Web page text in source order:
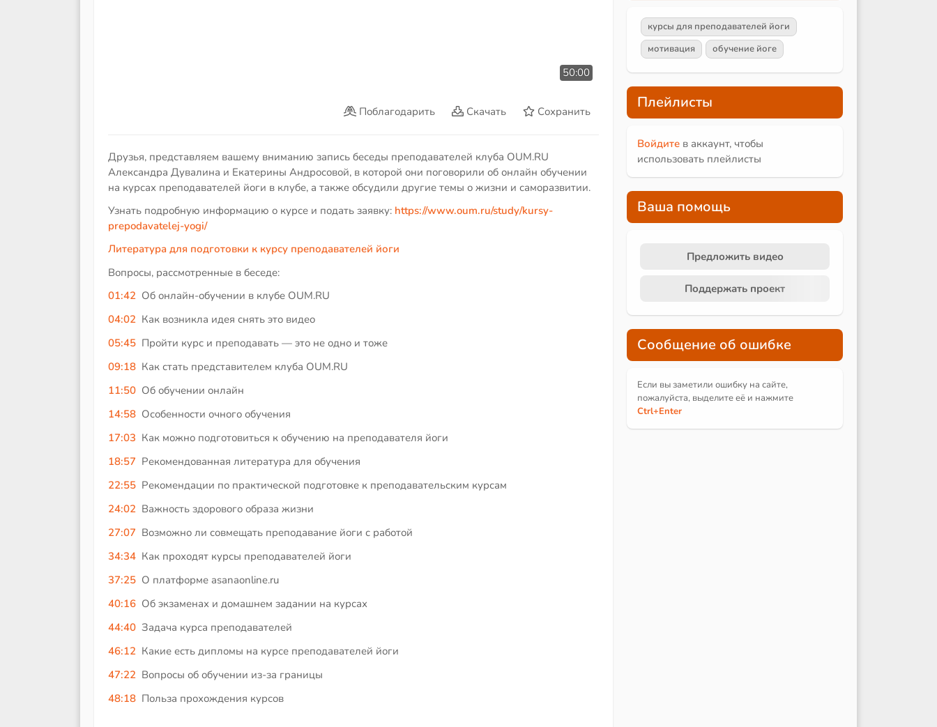
50:00
Поблагодарить Скачать Сохранить
Друзья, представляем вашему вниманию запись беседы преподавателей клуба OUM.RU
Александра Дувалина и Екатерины Андросовой, в которой они поговорили об онлайн обучении
на курсах преподавателей йоги в клубе, а также обсудили другие темы о жизни и саморазвитии.
Узнать подробную информацию о курсе и подать заявку: https://www.oum.ru/study/kursy-
prepodavatelej-yogi/
Литература для подготовки к курсу преподавателей йоги
Вопросы, рассмотренные в беседе:
01:42 Об онлайн-обучении в клубе OUM.RU
04:02 Как возникла идея снять это видео
05:45 Пройти курс и преподавать — это не одно и тоже
09:18 Как стать представителем клуба OUM.RU
11:50 Об обучении онлайн
14:58 Особенности очного обучения
17:03 Как можно подготовиться к обучению на преподавателя йоги
18:57 Рекомендованная литература для обучения
22:55 Рекомендации по практической подготовке к преподавательским курсам
24:02 Важность здорового образа жизни
27:07 Возможно ли совмещать преподавание йоги с работой
34:34 Как проходят курсы преподавателей йоги
37:25 О платформе asanaonline.ru
40:16 Об экзаменах и домашнем задании на курсах
44:40 Задача курса преподавателей
46:12 Какие есть дипломы на курсе преподавателей йоги
47:22 Вопросы об обучении из-за границы
48:18 Польза прохождения курсов
курсы для преподавателей йоги
мотивация
обучение йоге
Плейлисты
Войдите в аккаунт, чтобы
использовать плейлисты
Ваша помощь
Предложить видео
Поддержать проект
Сообщение об ошибке
Если вы заметили ошибку на сайте,
пожалуйста, выделите её и нажмите
Ctrl+Enter